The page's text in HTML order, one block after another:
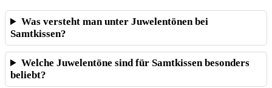
Was versteht man unter Juwelentönen bei
Samtkissen?
Welche Juwelentöne sind für Samtkissen besonders
beliebt?